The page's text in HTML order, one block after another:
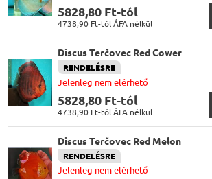
5828,80 Ft-tól
4738,90 Ft-tólÁFA nélkül
Discus Terčovec Red Cower
RENDELÉSRE
Jelenleg nem elérhető
5828,80 Ft-tól
4738,90 Ft-tólÁFA nélkül
Discus Terčovec Red Melon
RENDELÉSRE
Jelenleg nem elérhető